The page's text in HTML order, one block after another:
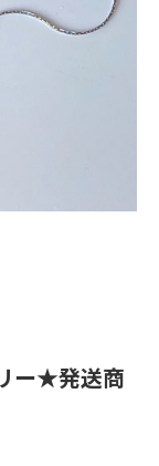
ー★発送商